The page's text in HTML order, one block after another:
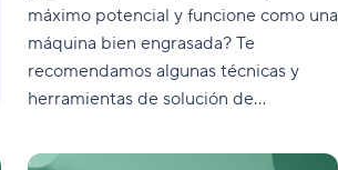
máximo potencial y funcione como una
máquina bien engrasada? Te
recomendamos algunas técnicas y
herramientas de solución de